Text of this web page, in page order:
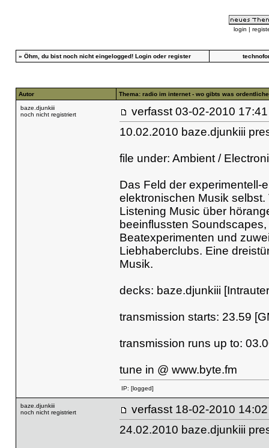
login |
» Öhm, du bist noch nicht eingelogged! Loginoder register
Autor Thema: radio im internet - wo gibts was
baze.djunkiii
noch nicht registriert
verfasst 03-02-2010
10.02.2010 baze.djunkiii
file under: Ambient /
Das Feld der experimentell-
elektronischen Musik
Listening Music über
beeinflussten
Beatexperimenten und
Liebhaberclubs. Eine
Musik.
decks: baze.djunkiii
transmission starts: 23.59
transmission runs up to:
tune in @ www.byte.fm
IP: [logged]
baze.djunkiii
noch nicht registriert
verfasst 18-02-2010
24.02.2010 baze.djunkiii